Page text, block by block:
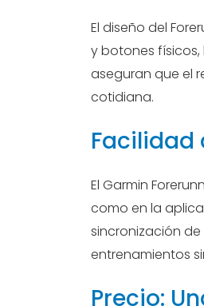
El diseño del
y botones
aseguran que el
cotidiana.
Facilidad
El Garmin
como en la
sincronización
entrenamientos
Precio: